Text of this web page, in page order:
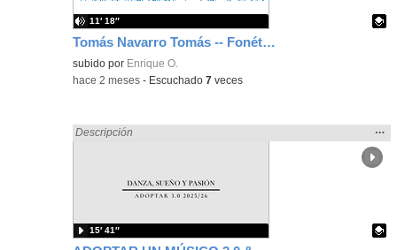
Tomás Navarro Tomás -- Fonética diatópica y otras cuestiones según la ortología española
Contenido educativo.
subido por Enrique O.
11′ 18″
-hace 2 meses - Escuchado7 veces
Encontrado «Español» en:
Descripción
la
…
15′ 41″